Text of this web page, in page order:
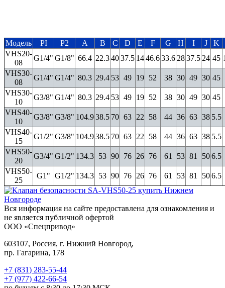
Модель PI P2 A B C D E F G H I J
K
VHS20-
08
G1/4" G1/8" 66.4 22.34037.5 1446.633.6 2837.5 24 45
VHS30-
08
G1/4" G1/4" 80.3 29.4 53 49 19 52 38 30 49 30 45
VHS30-
10
G3/8" G1/4" 80.3 29.4 53 49 19 52 38 30 49 30 45
VHS40-
10
G3/8" G3/8" 104.938.5 70 63 22 58 44 36 63 38 5.5
VHS40-
15
G1/2" G3/8" 104.938.5 70 63 22 58 44 36 63 38 5.5
VHS50-
20
G3/4" G1/2" 134.3 53 90 76 26 76 61 53 81 506.5
VHS50-
25
G1" G1/2" 134.3 53 90 76 26 76 61 53 81 506.5
Вся информация на сайте предоставлена для ознакомления и
не является публичной офертой
ООО «Спецпривод»
603107, Россия, г. Нижний Новгород,
пр. Гагарина, 178
+7 (831) 283-55-44
+7 (977) 422-66-54